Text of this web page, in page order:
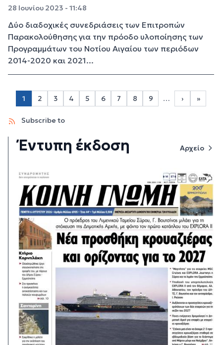
28 Ιουνίου 2023 - 11:48
Δύο διαδοχικές συνεδριάσεις των Επιτροπών
Παρακολούθησης για την πρόοδο υλοποίησης των
Προγραμμάτων του Νοτίου Αιγαίου των περιόδων
2014-2020 και 2021...
Σελιδοποίηση
1 Page 2
2 Page 3
3 Page 4
4 Page 5
5 Page 6
6 Page 7
7 Page 8
8 Page 9
9 …
Next page
›
Last
»
Subscribe to
Έντυπη έκδοση Αρχείο